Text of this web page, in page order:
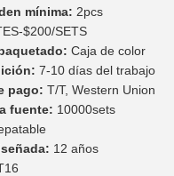
mínima: 2pcs
$200/SETS
Caja de color
7-10 días del trabajo
pago: T/T, Western Union
fuente: 10000sets
12 años